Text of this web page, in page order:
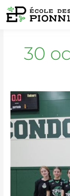
Aller
au
30
Basket
/
équipes
féminines